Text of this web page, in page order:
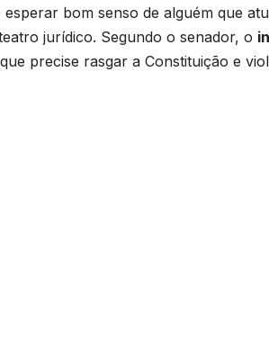
bom senso de alguém que
jurídico. Segundo o senador, o
precise rasgar a Constituição e